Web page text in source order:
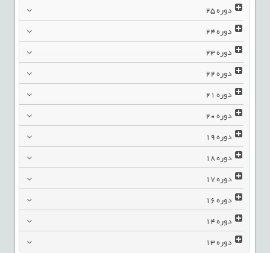
دوره25
دوره24
دوره23
دوره22
دوره21
دوره20
دوره19
دوره18
دوره17
دوره16
دوره14
دوره13